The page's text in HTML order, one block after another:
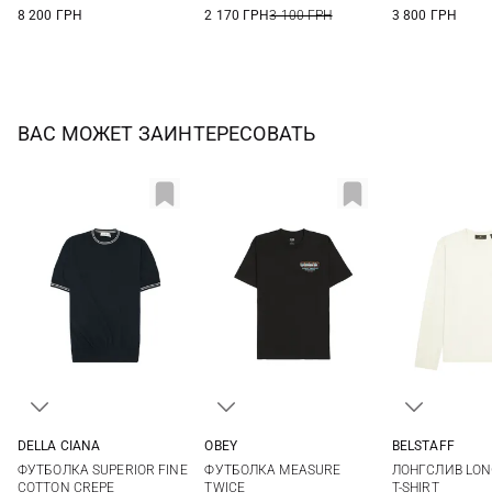
8 200 ГРН
2 170 ГРН3 100 ГРН
3 800 ГРН
ВАС МОЖЕТ ЗАИНТЕРЕСОВАТЬ
58
DELLA CIANA
ФУТБОЛКА SUPERIOR FINE
COTTON CREPE
OBEY
ФУТБОЛКА MEASURE
TWICE
XXL
BELSTAFF
ЛОНГСЛИВ
T-SHIRT